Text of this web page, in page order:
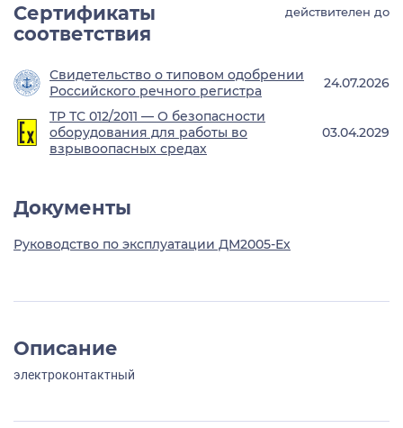
Сертификаты
соответствия
действителен до
Свидетельство о типовом одобрении
Российского речного регистра
24.07.2026
ТР ТС 012/2011 — О безопасности
оборудования для работы во
взрывоопасных средах
03.04.2029
Документы
Руководство по эксплуатации ДМ2005-Ех
Описание
электроконтактный